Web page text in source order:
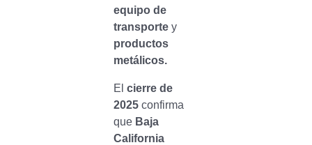
equipo de
transporte y
productos
metálicos.
El cierre de
2025confirma
que Baja
California